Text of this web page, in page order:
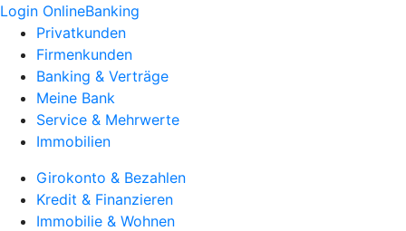
Login OnlineBanking
Privatkunden
Firmenkunden
Banking & Verträge
Meine Bank
Service & Mehrwerte
Immobilien
Girokonto & Bezahlen
Kredit & Finanzieren
Immobilie & Wohnen